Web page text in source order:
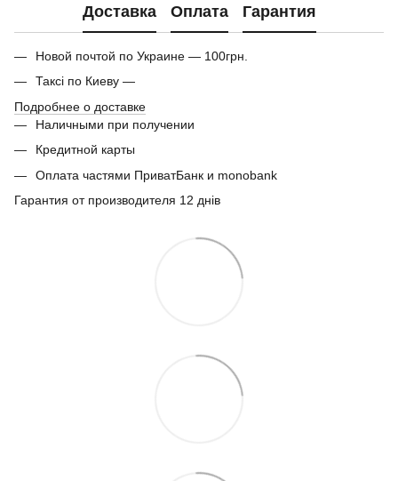
Доставка Оплата Гарантия
Новой почтой по Украине — 100грн.
Таксі по Киеву —
Подробнее о доставке
Наличными при получении
Кредитной карты
Оплата частями ПриватБанк и monobank
Гарантия от производителя 12 днів